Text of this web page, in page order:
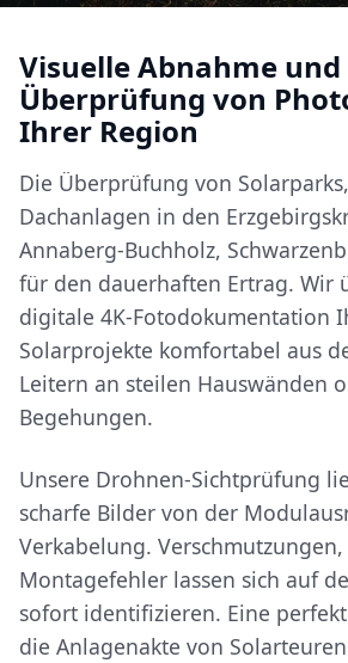
Visuelle Abnahme und
Überprüfung von
Ihrer Region
Die Überprüfung von
Dachanlagen in den
Annaberg-Buchholz,
für den dauerhaften Ertrag. Wir
digitale 4K-Fotodokumentation
Solarprojekte komfortabel aus
Leitern an steilen Hauswänden
Begehungen.
Unsere Drohnen-Sichtprüfung
scharfe Bilder von der
Verkabelung.
Montagefehler lassen sich auf
sofort identifizieren. Eine
die Anlagenakte von